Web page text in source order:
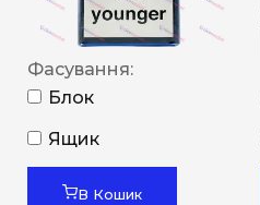
Фасування:
Блок
Ящик
В Кошик